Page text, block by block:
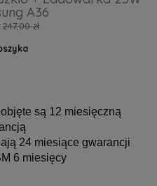
A36
247,00 zł
są 12 miesięczną
24 miesiące gwarancji
6 miesięcy